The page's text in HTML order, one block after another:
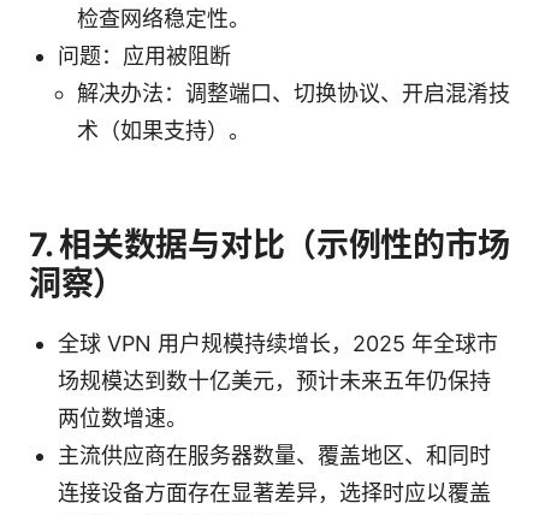
检查网络稳定性。
问题：应用被阻断
解决办法：调整端口、切换协议、开启混淆技
术（如果支持）。
7. 相关数据与对比（示例性的市场
洞察）
全球 VPN 用户规模持续增长，2025 年全球市
场规模达到数十亿美元，预计未来五年仍保持
两位数增速。
主流供应商在服务器数量、覆盖地区、和同时
连接设备方面存在显著差异，选择时应以覆盖